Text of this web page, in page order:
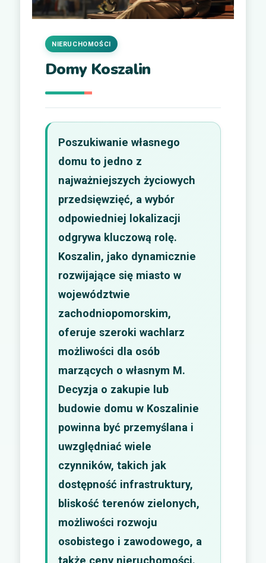
Domy Koszalin
NIERUCHOMOŚCI
Poszukiwanie własnego
domu to jedno z
najważniejszych życiowych
przedsięwzięć, a wybór
odpowiedniej lokalizacji
odgrywa kluczową rolę.
Koszalin, jako dynamicznie
rozwijające się miasto w
województwie
zachodniopomorskim,
oferuje szeroki wachlarz
możliwości dla osób
marzących o własnym M.
Decyzja o zakupie lub
budowie domu w Koszalinie
powinna być przemyślana i
uwzględniać wiele
czynników, takich jak
dostępność infrastruktury,
bliskość terenów zielonych,
możliwości rozwoju
osobistego i zawodowego, a
także ceny nieruchomości.